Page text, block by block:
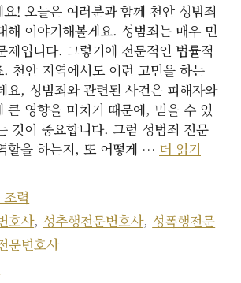
! 오늘은 여러분과 함께 천안 성범죄
해 이야기해볼게요. 성범죄는 매우 민
제입니다. 그렇기에 전문적인 법률적
천안 지역에서도 이런 고민을 하는
요, 성범죄와 관련된 사건은 피해자와
큰 영향을 미치기 때문에, 믿을 수 있
것이 중요합니다. 그럼 성범죄 전문
할을 하는지, 또 어떻게 … 더 읽기
력
호사, 성추행전문변호사, 성폭행전문
문변호사